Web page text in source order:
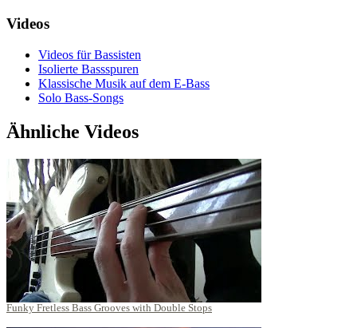
Videos
Videos für Bassisten
Isolierte Bassspuren
Klassische Musik auf dem E-Bass
Solo Bass-Songs
Ähnliche Videos
Funky Fretless Bass Grooves with Double Stops